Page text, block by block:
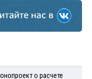
о расчете